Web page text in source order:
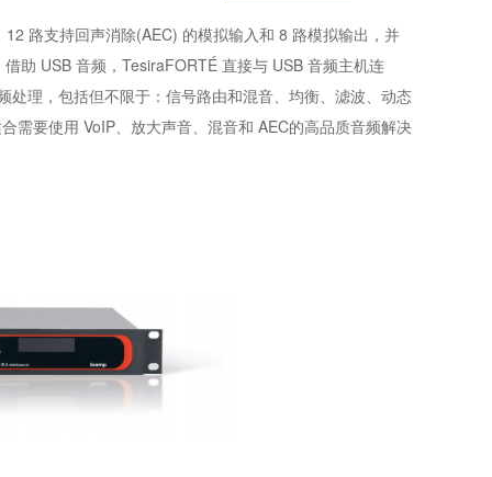
路支持回声消除(AEC) 的模拟输入和 8 路模拟输出，并
助 USB 音频，TesiraFORTÉ 直接与 USB 音频主机连
理，包括但不限于：信号路由和混音、均衡、滤波、动态
需要使用 VoIP、放大声音、混音和 AEC的高品质音频解决